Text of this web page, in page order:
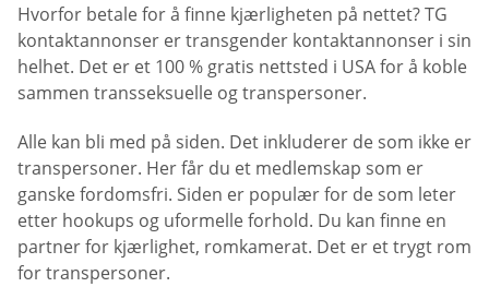
Hvorfor betale for å finne kjærligheten på nettet? TG
kontaktannonser er transgender kontaktannonser i sin
helhet. Det er et 100 % gratis nettsted i USA for å koble
sammen transseksuelle og transpersoner.
Alle kan bli med på siden. Det inkluderer de som ikke er
transpersoner. Her får du et medlemskap som er
ganske fordomsfri. Siden er populær for de som leter
etter hookups og uformelle forhold. Du kan finne en
partner for kjærlighet, romkamerat. Det er et trygt rom
for transpersoner.